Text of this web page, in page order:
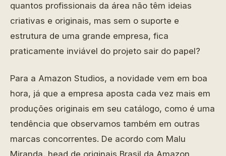
quantos profissionais da área não têm ideias
criativas e originais, mas sem o suporte e
estrutura de uma grande empresa, fica
praticamente inviável do projeto sair do papel?
Para a Amazon Studios, a novidade vem em boa
hora, já que a empresa aposta cada vez mais em
produções originais em seu catálogo, como é uma
tendência que observamos também em outras
marcas concorrentes. De acordo com Malu
Miranda, head de originais Brasil da Amazon